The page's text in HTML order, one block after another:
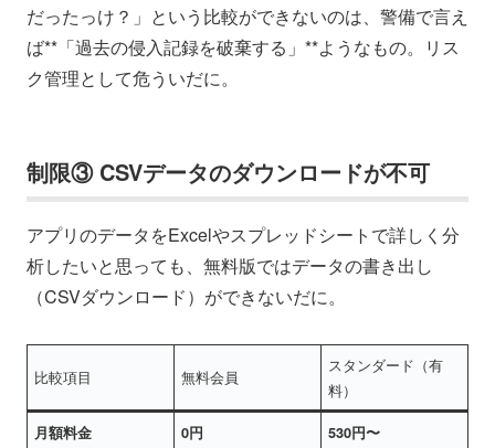
だったっけ？」という比較ができないのは、警備で言え
ば**「過去の侵入記録を破棄する」**ようなもの。リス
ク管理として危ういだに。
制限③ CSVデータのダウンロードが不可
アプリのデータをExcelやスプレッドシートで詳しく分
析したいと思っても、無料版ではデータの書き出し
（CSVダウンロード）ができないだに。
比較項目 無料会員
スタンダード（有
料）
月額料金 0円 530円〜